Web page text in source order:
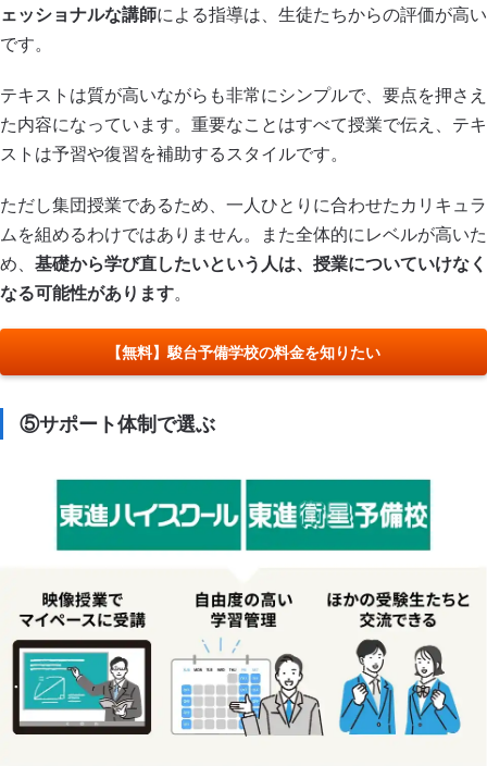
ェッショナルな講師による指導は、生徒たちからの評価が高い
です。
テキストは質が高いながらも非常にシンプルで、要点を押さえ
た内容になっています。重要なことはすべて授業で伝え、テキ
ストは予習や復習を補助するスタイルです。
ただし集団授業であるため、一人ひとりに合わせたカリキュラ
ムを組めるわけではありません。また全体的にレベルが高いた
め、 基礎から学び直したいという人は、授業についていけなく
なる可能性があります。
【無料】駿台予備学校の料金を知りたい
⑤サポート体制で選ぶ